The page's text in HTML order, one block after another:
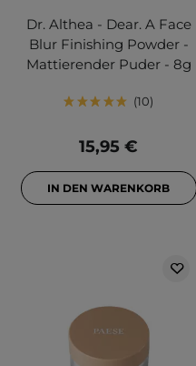
Dr. Althea - Dear. A Face
Blur Finishing Powder -
Mattierender Puder - 8g
10
15,95 €
IN DEN WARENKORB